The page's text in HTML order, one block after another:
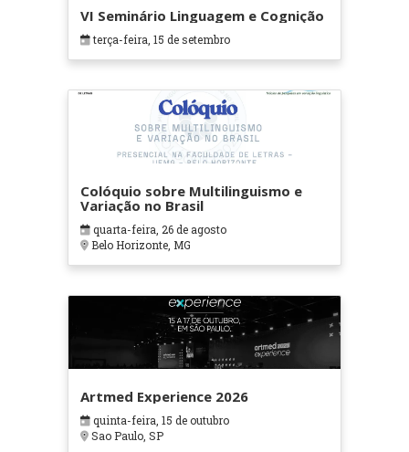
VI Seminário Linguagem e Cognição
terça-feira, 15 de setembro
Colóquio sobre Multilinguismo e
Variação no Brasil
quarta-feira, 26 de agosto
Belo Horizonte, MG
Artmed Experience 2026
quinta-feira, 15 de outubro
Sao Paulo, SP